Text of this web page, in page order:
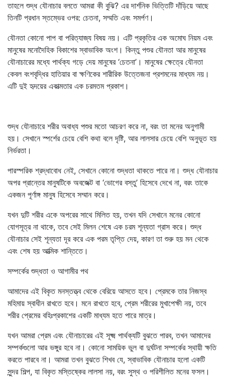
তাহলে শুদ্ধ যৌনাচার বলতে আমরা কী বুঝি? এর দার্শনিক ভিত্তিটি দাঁড়িয়ে আছে
তিনটি প্রধান স্তম্ভের ওপর: চেতনা, সম্মতি এবং সমর্পণ।
যৌনতা কোনো পাপ বা পরিত্যাজ্য বিষয় নয়। এটি প্রকৃতির এক অমোঘ নিয়ম এবং
মানুষের মনোদৈহিক বিকাশের স্বাভাবিক অংশ। কিন্তু পশুর যৌনতা আর মানুষের
যৌনাচারের মধ্যে পার্থক্য গড়ে দেয় মানুষের ‘চেতনা’। মানুষের ক্ষেত্রে যৌনতা
কেবল বংশবৃদ্ধির হাতিয়ার বা ক্ষণিকের শারীরিক উত্তেজনা প্রশমনের মাধ্যম নয়।
এটি দুই হৃদয়ের একাত্মতার এক চরমতম প্রকাশ।
শুদ্ধ যৌনাচারে শরীর অবাধ্য পশুর মতো আচরণ করে না, বরং তা মনের অনুগামী
হয়। সেখানে স্পর্শের চেয়ে বেশি কথা বলে দৃষ্টি, আর লালসার চেয়ে বেশি অনুভূত হয়
নির্ভরতা।
পারস্পরিক শ্রদ্ধাবোধ নেই, সেখানে কোনো শুদ্ধতা থাকতে পারে না। শুদ্ধ যৌনাচার
অপর প্রান্তের মানুষটিকে অবজেক্ট বা ‘ভোগের বস্তু’ হিসেবে দেখে না, বরং তাকে
একজন পূর্ণাঙ্গ মানুষ হিসেবে সম্মান করে।
যখন দুটি শরীর একে অপরের সাথে মিলিত হয়, তখন যদি সেখানে মনের কোনো
যোগসূত্র না থাকে, তবে সেই মিলন শেষে এক চরম শূন্যতা গ্রাস করে। শুদ্ধ
যৌনাচার সেই শূন্যতা দূর করে এক পরম তৃপ্তি দেয়, কারণ তা শুরু হয় মন থেকে
এবং শেষ হয় আত্মিক শান্তিতে।
সম্পর্কের শুদ্ধতা ও আগামীর পথ
আমাদের এই বিকৃত মনস্তত্ত্ব থেকে বেরিয়ে আসতে হবে। প্রেমকে তার নিজস্ব
মহিমায় স্বাধীন রাখতে হবে। মনে রাখতে হবে, প্রেম শরীরের মুখাপেক্ষী নয়, তবে
শরীর প্রেমের বহিঃপ্রকাশের একটি মাধ্যম হতে পারে মাত্র।
যখন আমরা প্রেম এবং যৌনাচারের এই সূক্ষ্ম পার্থক্যটি বুঝতে পারব, তখন আমাদের
সম্পর্কগুলো আর ভঙ্গুর হবে না। কোনো সাময়িক ভুল বা দুর্ঘটনা সম্পর্কের স্থায়ী ক্ষতি
করতে পারবে না। আমরা তখন বুঝতে শিখব যে, স্বাভাবিক যৌনাচার হলো একটি
সুন্দর শিল্প, যা বিকৃত মস্তিষ্কের লালসা নয়, বরং সুস্থ ও পরিশীলিত মনের ফসল।